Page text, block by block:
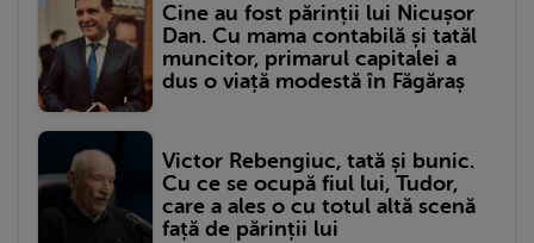
Cine au fost părinții lui Nicușor
Dan. Cu mama contabilă și tatăl
muncitor, primarul capitalei a
dus o viață modestă în Făgăraș
Victor Rebengiuc, tată și bunic.
Cu ce se ocupă fiul lui, Tudor,
care a ales o cu totul altă scenă
față de părinții lui